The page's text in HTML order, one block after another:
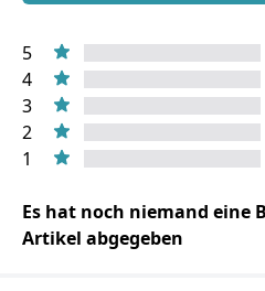
5
4
3
2
1
Es hat noch niemand eine
Artikel abgegeben